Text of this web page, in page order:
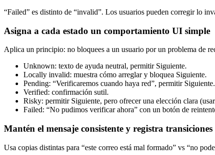
“Failed” es distinto de “invalid”. Los usuarios pueden corregir lo
Asigna a cada estado un comportamiento UI simple
Aplica un principio: no bloquees a un usuario por un problema de
Unknown: texto de ayuda neutral, permitir Siguiente.
Locally invalid: muestra cómo arreglar y bloquea Siguiente.
Pending: “Verificaremos cuando haya red”, permitir Siguiente.
Verified: confirmación sutil.
Risky: permitir Siguiente, pero ofrecer una elección clara
Failed: “No pudimos verificar ahora” con un botón de
Mantén el mensaje consistente y registra transiciones
Usa copias distintas para “este correo está mal formado” vs “no